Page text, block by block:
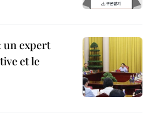
un expert
et le